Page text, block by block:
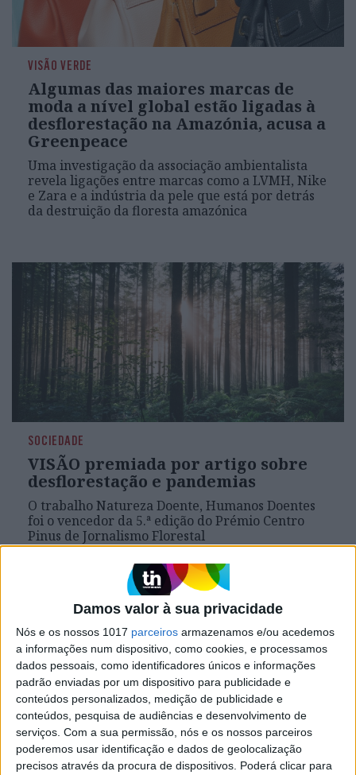
Damos valor à sua privacidade
Nós e os nossos 1017 parceiros armazenamos e/ou acedemos
a informações num dispositivo, como cookies, e processamos
dados pessoais, como identificadores únicos e informações
padrão enviadas por um dispositivo para publicidade e
conteúdos personalizados, medição de publicidade e
conteúdos, pesquisa de audiências e desenvolvimento de
serviços. Com a sua permissão, nós e os nossos parceiros
poderemos usar identificação e dados de geolocalização
precisos através da procura de dispositivos. Poderá clicar para
VISÃO VERDE
Algumas das maiores marcas de
moda a nível global estão ligadas à
desflorestação na Amazónia, acusa a
Greenpeace
Uma investigação da associação ambientalista
revela ligações entre marcas como a LVMH, Nike
e Zara e a indústria da pele que está por detrás
da destruição da floresta amazónica
SOCIEDADE
VISÃO premiada por artigo sobre
desflorestação e pandemias
O trabalho Natureza Doente, Humanos Doentes
foi o vencedor da 5.ª edição do Prémio Centro
Pinus de Jornalismo Florestal
VISÃO VERDE
VISÃO VERDE